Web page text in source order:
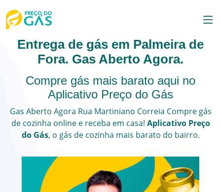
Entrega de gás em Palmeira de
Fora. Gas Aberto Agora.
Compre gás mais barato aqui no
Aplicativo Preço do Gás
Gas Aberto Agora Rua Martiniano Correia Compre gás
de cozinha online e receba em casa! Aplicativo Preço
do Gás, o gás de cozinha mais barato do bairro.